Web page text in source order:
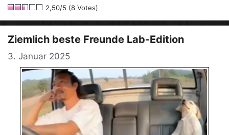
2,50/5 (8 Votes)
Ziemlich beste Freunde Lab-Edition
3. Januar 2025